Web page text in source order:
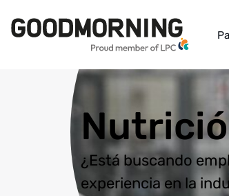
¿Está buscando
experiencia en la